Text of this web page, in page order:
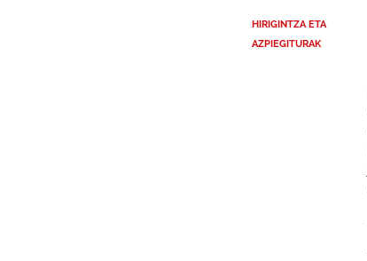
HIRIGINTZA ETA
AZPIEGITURAK